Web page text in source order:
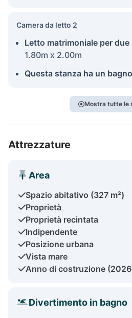
Camera da letto 2
Letto matrimoniale per due
1.80m x 2.00m
Questa stanza ha un
Mostra tutte le
Attrezzature
Area
Spazio abitativo (327 m²)
Proprietà
Proprietà recintata
Indipendente
Posizione urbana
Vista mare
Anno di costruzione
Divertimento in bagno